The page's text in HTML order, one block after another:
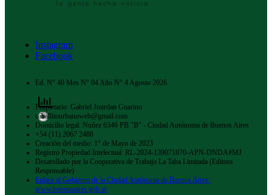
Instagram
Facebook
Ed. N° 40 Mes N° 04 Año N° 4 Agosto 2026
Propietario: Gabriel Jourdan Guarino
caballitourbanoweb@gmail.com
Domicilio legal: Nuñez 6346 PB "B" - Ciudad Autónoma de Buenos Aires
+54 (11) 2067 2488
Creación del medio: 1° de Mayo de 2023
Registro Propiedad Intelectual: RL-2024-139071870-APN-DNDA#MJ
Desarollado por la Cooperativa de Trabajo La Taba Limitada (Editora
Responsable)
Enlace al Gobierno de la Ciudad Autónoma de Buenos Aires:
www.buenosaires.gob.ar